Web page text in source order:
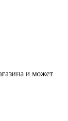
и может